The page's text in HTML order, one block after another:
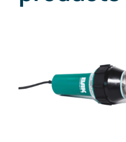
DETAILS